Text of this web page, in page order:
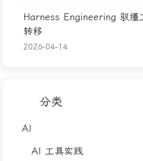
Harness Engineering 驭缰
转移
2026-04-14
分类
AI
AI 工具实践